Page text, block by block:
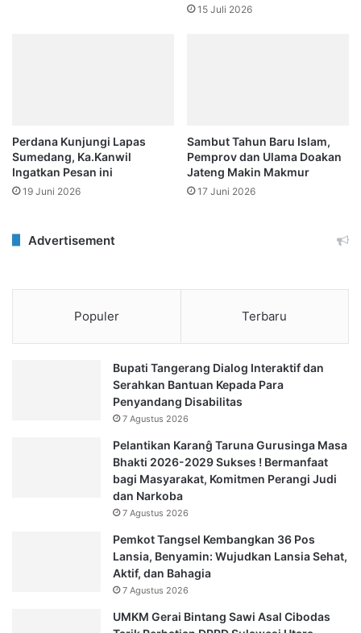
15 Juli 2026
Perdana Kunjungi Lapas
Sumedang, Ka.Kanwil
Ingatkan Pesan ini
19 Juni 2026
Sambut Tahun Baru Islam,
Pemprov dan Ulama Doakan
Jateng Makin Makmur
17 Juni 2026
Advertisement
Populer Terbaru
Bupati Tangerang Dialog Interaktif dan
Serahkan Bantuan Kepada Para
Penyandang Disabilitas
7 Agustus 2026
Pelantikan Karanĝ Taruna Gurusinga Masa
Bhakti 2026-2029 Sukses ! Bermanfaat
bagi Masyarakat, Komitmen Perangi Judi
dan Narkoba
7 Agustus 2026
Pemkot Tangsel Kembangkan 36 Pos
Lansia, Benyamin: Wujudkan Lansia Sehat,
Aktif, dan Bahagia
7 Agustus 2026
UMKM Gerai Bintang Sawi Asal Cibodas